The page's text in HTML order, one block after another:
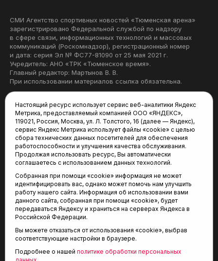
СМИ Агентство спортивных новостей «Тюменская арена»
зарегистрировано Федеральной службой по надзору
в сфере связи, информационных технологий и массовых
коммуникаций (Роскомнадзор), регистрационный номер
и дата: серия Эл № ФС77-81090 от 25 мая 2021 г.
Учредитель: АНО «ТРК «Тюменское время».
Главный редактор: Мартынов В. В.
При использовании материалов ссылка обязательна.
Редакция:
625035, Тюмень, пр. Геологоразведчиков, 28А
(3452) 68-22-28
tum-arena@mail.ru
Отдел продаж:
(3452) 68-89-78
kotovaev@sibinformburo.ru
Настоящий ресурс использует сервис веб-аналитики Яндекс
Метрика, предоставляемый компанией ООО «ЯНДЕКС»,
119021, Россия, Москва, ул. Л. Толстого, 16 (далее — Яндекс),
сервис Яндекс Метрика использует файлы «cookie» с целью
сбора технических данных посетителей для обеспечения
работоспособности и улучшения качества обслуживания.
Продолжая использовать ресурс, Вы автоматически
соглашаетесь с использованием данных технологий.
Собранная при помощи «cookie» информация не может
идентифицировать вас, однако может помочь нам улучшить
работу нашего сайта. Информация об использовании вами
данного сайта, собранная при помощи «cookie», будет
передаваться Яндексу и храниться на серверах Яндекса в
Российской Федерации.
Вы можете отказаться от использования «cookie», выбрав
соответствующие настройки в браузере.
Подробнее о нашей политике обработки персональных